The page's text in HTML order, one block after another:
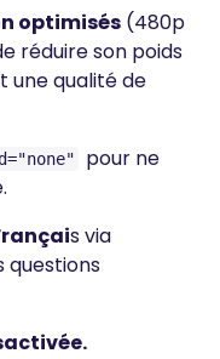
optimisés (480p
réduire son poids
une qualité de
pour ne
s via
questions